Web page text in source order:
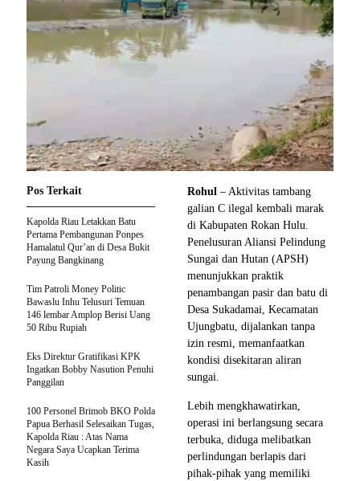
Rohul – Aktivitas tambang
galian C ilegal kembali marak
di Kabupaten Rokan Hulu.
Penelusuran Aliansi Pelindung
Sungai dan Hutan (APSH)
menunjukkan praktik
penambangan pasir dan batu di
Desa Sukadamai, Kecamatan
Ujungbatu, dijalankan tanpa
izin resmi, memanfaatkan
kondisi disekitaran aliran
sungai.
Lebih mengkhawatirkan,
operasi ini berlangsung secara
terbuka, diduga melibatkan
perlindungan berlapis dari
pihak-pihak yang memiliki
Pos Terkait
Kapolda Riau Letakkan Batu
Pertama Pembangunan Ponpes
Hamalatul Qur’an di Desa Bukit
Payung Bangkinang
Tim Patroli Money Politic
Bawaslu Inhu Telusuri Temuan
146 lembar Amplop Berisi Uang
50 Ribu Rupiah
Eks Direktur Gratifikasi KPK
Ingatkan Bobby Nasution Penuhi
Panggilan
100 Personel Brimob BKO Polda
Papua Berhasil Selesaikan Tugas,
Kapolda Riau : Atas Nama
Negara Saya Ucapkan Terima
Kasih